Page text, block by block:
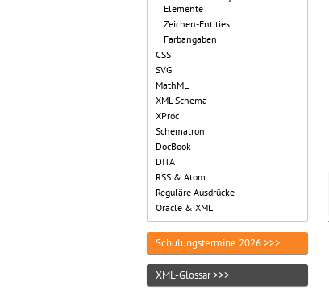
Elemente
Zeichen-Entities
Farbangaben
CSS
SVG
MathML
XML Schema
XProc
Schematron
DocBook
DITA
RSS & Atom
Reguläre Ausdrücke
Oracle & XML
Schulungstermine 2026 >>>
XML-Glossar >>>